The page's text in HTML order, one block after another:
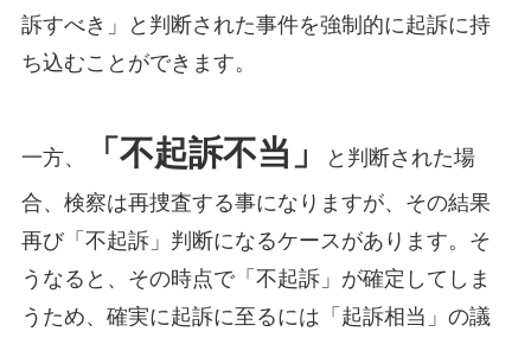
訴すべき」と判断された事件を強制的に起訴に持
ち込むことができます。
一方、 「不起訴不当」
と判断された場
合、検察は再捜査する事になりますが、その結果
再び「不起訴」判断になるケースがあります。そ
うなると、その時点で「不起訴」が確定してしま
うため、確実に起訴に至るには「起訴相当」の議